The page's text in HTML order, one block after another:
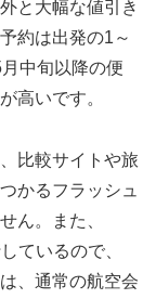
と大幅な値引き
約は出発の1～
中旬以降の便
高いです。
比較サイトや旅
かるフラッシュ
ん。また、
ているので、
、通常の航空会